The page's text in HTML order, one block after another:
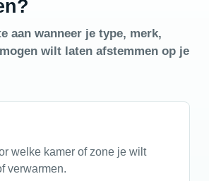
aan wanneer je type, merk,
wilt laten afstemmen op je
welke kamer of zone je wilt
verwarmen.